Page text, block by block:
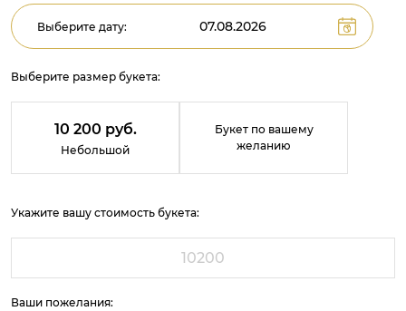
Выберите дату:
Выберите размер букета:
10 200 руб.
Небольшой
Букет по вашему
желанию
Укажите вашу стоимость букета:
Ваши пожелания: